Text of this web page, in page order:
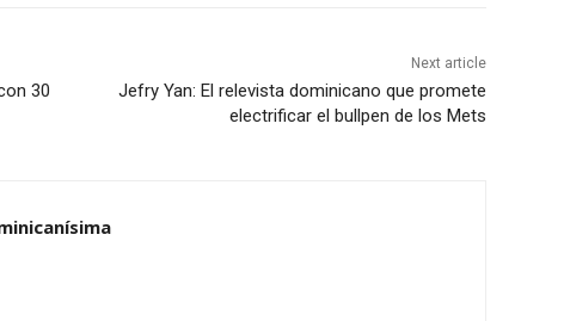
30
Next article
Jefry Yan: El relevista dominicano que promete
electrificar el bullpen de los Mets